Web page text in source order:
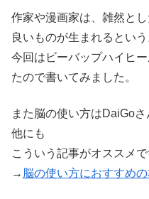
作家や漫画家は、雑然と
良いものが生まれるという
今回はビーバップハイヒ
たので書いてみました。
また脳の使い方はDaiGo
他にも
こういう記事がオススメで
→ 脳の使い方におすすめ